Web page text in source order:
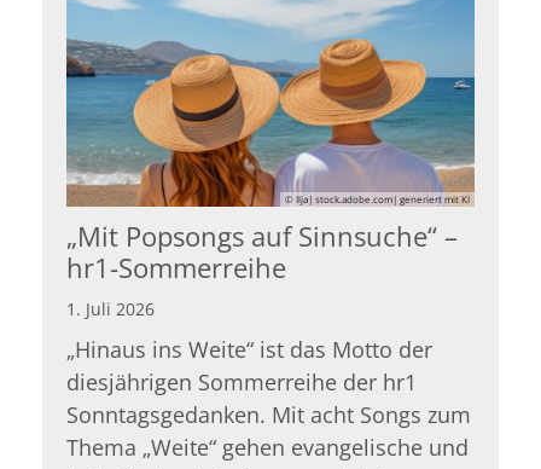
© Ilja| stock.adobe.com| generiert mit KI
„Mit Popsongs auf Sinnsuche“ –
hr1-Sommerreihe
1. Juli 2026
„Hinaus ins Weite“ ist das Motto der
diesjährigen Sommerreihe der hr1
Sonntagsgedanken. Mit acht Songs zum
Thema „Weite“ gehen evangelische und